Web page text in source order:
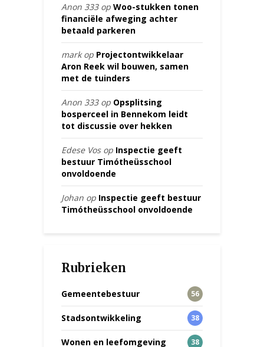
Anon 333op Woo-stukken tonen
financiële afweging achter
betaald parkeren
markop Projectontwikkelaar
Aron Reek wil bouwen, samen
met de tuinders
Anon 333op Opsplitsing
bosperceel in Bennekom leidt
tot discussie over hekken
Edese Vosop Inspectie geeft
bestuur Timótheüsschool
onvoldoende
Johan op Inspectie geeft bestuur
Timótheüsschool onvoldoende
Rubrieken
Gemeentebestuur 56
Stadsontwikkeling 38
Wonen en leefomgeving 38